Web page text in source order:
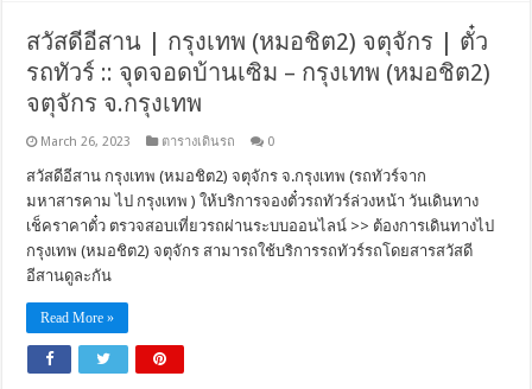
สวัสดีอีสาน | กรุงเทพ (หมอชิต2) จตุจักร | ตั๋ว
รถทัวร์ :: จุดจอดบ้านเซิม – กรุงเทพ (หมอชิต2)
จตุจักร จ.กรุงเทพ
March 26, 2023 ตารางเดินรถ 0
สวัสดีอีสาน กรุงเทพ (หมอชิต2) จตุจักร จ.กรุงเทพ (รถทัวร์จาก
มหาสารคาม ไป กรุงเทพ ) ให้บริการจองตั๋วรถทัวร์ล่วงหน้า วันเดินทาง
เช็คราคาตั๋ว ตรวจสอบเที่ยวรถผ่านระบบออนไลน์ >> ต้องการเดินทางไป
กรุงเทพ (หมอชิต2) จตุจักร สามารถใช้บริการรถทัวร์รถโดยสารสวัสดี
อีสานดูละกัน
Read More »